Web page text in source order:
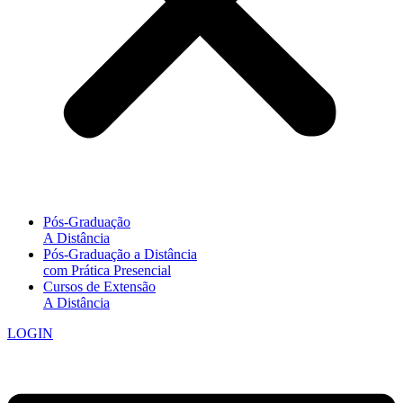
Pós-Graduação
A Distância
Pós-Graduação a Distância
com Prática Presencial
Cursos de Extensão
A Distância
LOGIN